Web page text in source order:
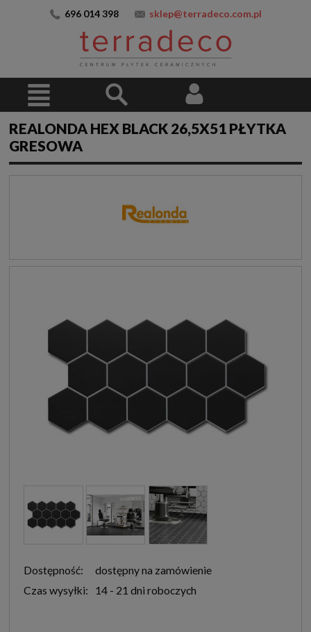
696 014 398 sklep@terradeco.com.pl
REALONDA HEX BLACK 26,5X51 PŁYTKA
GRESOWA
Dostępność:
dostępny na zamówienie
Czas wysyłki:
14 - 21 dni roboczych